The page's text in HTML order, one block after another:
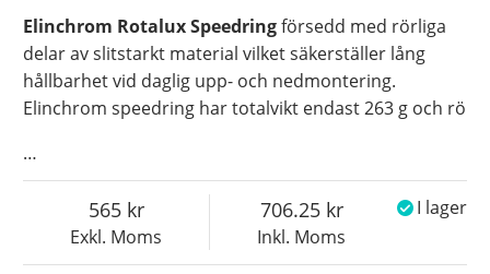
Elinchrom Rotalux Speedringförsedd med rörliga
delar av slitstarkt material vilket säkerställer lång
hållbarhet vid daglig upp- och nedmontering.
Elinchrom speedring har totalvikt endast 263 g och rö
…
Exkl. Moms
565
Inkl. Moms
706.25 I lager